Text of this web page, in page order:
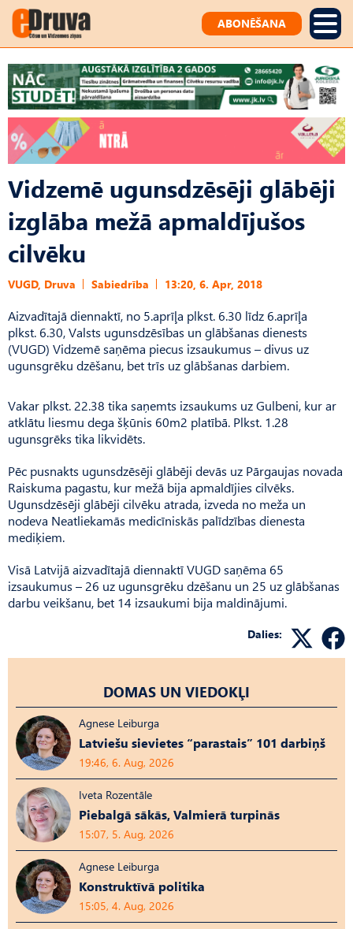
ABONĒŠANA
Vidzemē ugunsdzēsēji glābēji
izglāba mežā apmaldījušos
cilvēku
VUGD, Druva Sabiedrība 13:20, 6. Apr, 2018
Aizvadītajā diennaktī, no 5.aprīļa plkst. 6.30 līdz 6.aprīļa
plkst. 6.30, Valsts ugunsdzēsības un glābšanas dienests
(VUGD) Vidzemē saņēma piecus izsaukumus – divus uz
ugunsgrēku dzēšanu, bet trīs uz glābšanas darbiem.
Vakar plkst. 22.38 tika saņemts izsaukums uz Gulbeni, kur ar
atklātu liesmu dega šķūnis 60m2 platībā. Plkst. 1.28
ugunsgrēks tika likvidēts.
Pēc pusnakts ugunsdzēsēji glābēji devās uz Pārgaujas novada
Raiskuma pagastu, kur mežā bija apmaldījies cilvēks.
Ugunsdzēsēji glābēji cilvēku atrada, izveda no meža un
nodeva Neatliekamās medicīniskās palīdzības dienesta
mediķiem.
Visā Latvijā aizvadītajā diennaktī VUGD saņēma 65
izsaukumus – 26 uz ugunsgrēku dzēšanu un 25 uz glābšanas
darbu veikšanu, bet 14 izsaukumi bija maldinājumi.
Dalies:
DOMAS UN VIEDOKĻI
Agnese Leiburga
Latviešu sievietes “parastais” 101 darbiņš
19:46, 6. Aug, 2026
Iveta Rozentāle
Piebalgā sākās, Valmierā turpinās
15:07, 5. Aug, 2026
Agnese Leiburga
Konstruktīvā politika
15:05, 4. Aug, 2026